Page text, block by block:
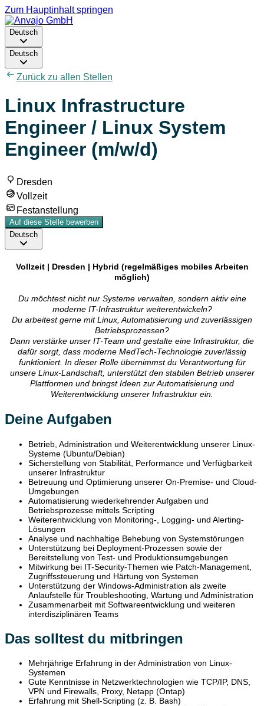
Zum Hauptinhalt springen
Deutsch
Deutsch
Zurück zu allen Stellen
Linux Infrastructure
Engineer / Linux System
Engineer (m/w/d)
Dresden
Vollzeit
Festanstellung
Auf diese Stelle bewerben
Deutsch
Vollzeit | Dresden | Hybrid (regelmäßiges mobiles Arbeiten
möglich)
Du möchtest nicht nur Systeme verwalten, sondern aktiv eine
moderne IT-Infrastruktur weiterentwickeln?
Du arbeitest gerne mit Linux, Automatisierung und zuverlässigen
Betriebsprozessen?
Dann verstärke unser IT-Team und gestalte eine Infrastruktur, die
dafür sorgt, dass moderne MedTech-Technologie zuverlässig
funktioniert. In dieser Rolle übernimmst du Verantwortung für
unsere Linux-Landschaft, unterstützt den stabilen Betrieb unserer
Plattformen und bringst Ideen zur Automatisierung und
Weiterentwicklung unserer Infrastruktur ein.
Deine Aufgaben
Betrieb, Administration und Weiterentwicklung unserer Linux-
Systeme (Ubuntu/Debian)
Sicherstellung von Stabilität, Performance und Verfügbarkeit
unserer Infrastruktur
Betreuung und Optimierung unserer On-Premise- und Cloud-
Umgebungen
Automatisierung wiederkehrender Aufgaben und
Betriebsprozesse mittels Scripting
Weiterentwicklung von Monitoring-, Logging- und Alerting-
Lösungen
Analyse und nachhaltige Behebung von Systemstörungen
Unterstützung bei Deployment-Prozessen sowie der
Bereitstellung von Test- und Produktionsumgebungen
Mitwirkung bei IT-Security-Themen wie Patch-Management,
Zugriffssteuerung und Härtung von Systemen
Unterstützung der Windows-Administration als zweite
Anlaufstelle für Troubleshooting, Wartung und Administration
Zusammenarbeit mit Softwareentwicklung und weiteren
interdisziplinären Teams
Das solltest du mitbringen
Mehrjährige Erfahrung in der Administration von Linux-
Systemen
Gute Kenntnisse in Netzwerktechnologien wie TCP/IP, DNS,
VPN und Firewalls, Proxy, Netapp (Ontap)
Erfahrung mit Shell-Scripting (z. B. Bash)